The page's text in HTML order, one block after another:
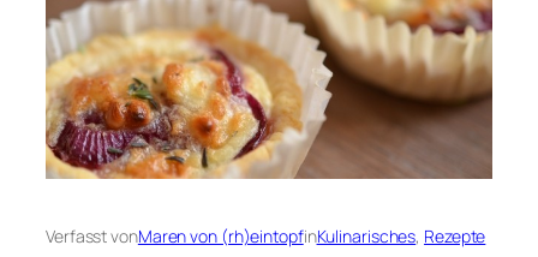
Verfasst vonMaren von (rh)eintopfinKulinarisches, Rezepte